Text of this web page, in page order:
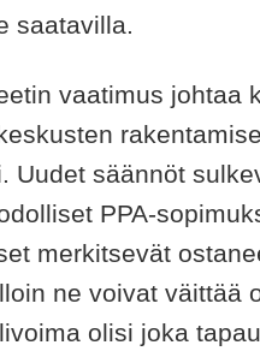
saatavilla.
vaatimus johtaa
Uudet säännöt
PPA-
merkitsevät
ne voivat väittää
olisi joka